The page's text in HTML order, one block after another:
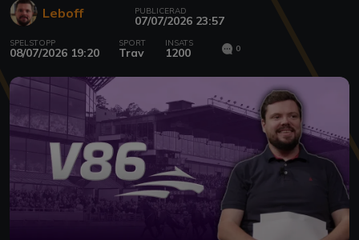
Leboff PUBLICERAD
07/07/2026 23:57
SPELSTOPP
08/07/2026 19:20
SPORT
Trav
INSATS
1200 0